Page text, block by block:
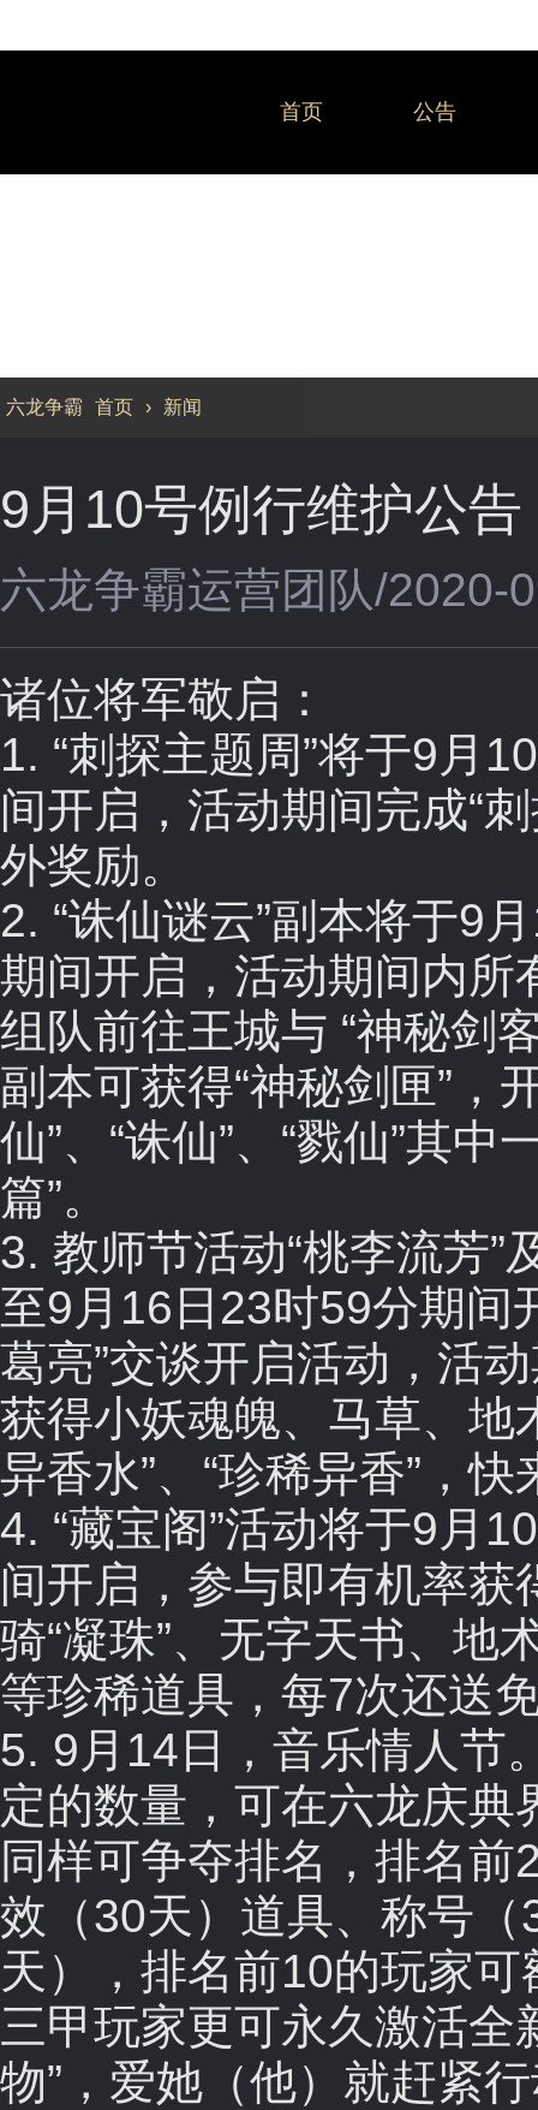
首页 公告
六龙争霸 首页 › 新闻
9月10号例行维护公告
六龙争霸运营团队/2020-
诸位将军敬启：
1. “刺探主题周”将于9月
间开启，活动期间完成“
外奖励。
2. “诛仙谜云”副本将于9
期间开启，活动期间内所
组队前往王城与 “神秘剑
副本可获得“神秘剑匣”，
仙”、“诛仙”、“戮仙”其
篇”。
3. 教师节活动“桃李流芳”
至9月16日23时59分期间
葛亮”交谈开启活动，活
获得小妖魂魄、马草、地
异香水”、“珍稀异香”，
4. “藏宝阁”活动将于9月
间开启，参与即有机率获
骑“凝珠”、无字天书、地
等珍稀道具，每7次还送
5. 9月14日，音乐情人节
定的数量，可在六龙庆
同样可争夺排名，排名
效（30天）道具、称号（
天），排名前10的玩家可
三甲玩家更可永久激活全
物”，爱她（他）就赶紧